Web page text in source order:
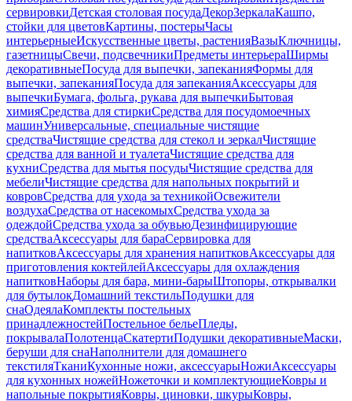
сервировкиДетская столовая посудаДекорЗеркалаКашпо,
стойки для цветовКартины, постерыЧасы
интерьерныеИскусственные цветы, растенияВазыКлючницы,
газетницыСвечи, подсвечникиПредметы интерьераШирмы
декоративныеПосуда для выпечки, запеканияФормы для
выпечки, запеканияПосуда для запеканияАксессуары для
выпечкиБумага, фольга, рукава для выпечкиБытовая
химияСредства для стиркиСредства для посудомоечных
машинУниверсальные, специальные чистящие
средстваЧистящие средства для стекол и зеркалЧистящие
средства для ванной и туалетаЧистящие средства для
кухниСредства для мытья посудыЧистящие средства для
мебелиЧистящие средства для напольных покрытий и
ковровСредства для ухода за техникойОсвежители
воздухаСредства от насекомыхСредства ухода за
одеждойСредства ухода за обувьюДезинфицирующие
средстваАксессуары для бараСервировка для
напитковАксессуары для хранения напитковАксессуары для
приготовления коктейлейАксессуары для охлаждения
напитковНаборы для бара, мини-барыШтопоры, открывалки
для бутылокДомашний текстильПодушки для
снаОдеялаКомплекты постельных
принадлежностейПостельное бельеПледы,
покрывалаПолотенцаСкатертиПодушки декоративныеМаски,
беруши для снаНаполнители для домашнего
текстиляТканиКухонные ножи, аксессуарыНожиАксессуары
для кухонных ножейНожеточки и комплектующиеКовры и
напольные покрытияКовры, циновки, шкурыКовры,